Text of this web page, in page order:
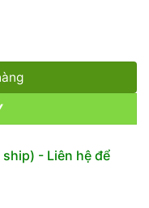
(12tia xanh 4D) số lượng
ship) - Liên hệ để